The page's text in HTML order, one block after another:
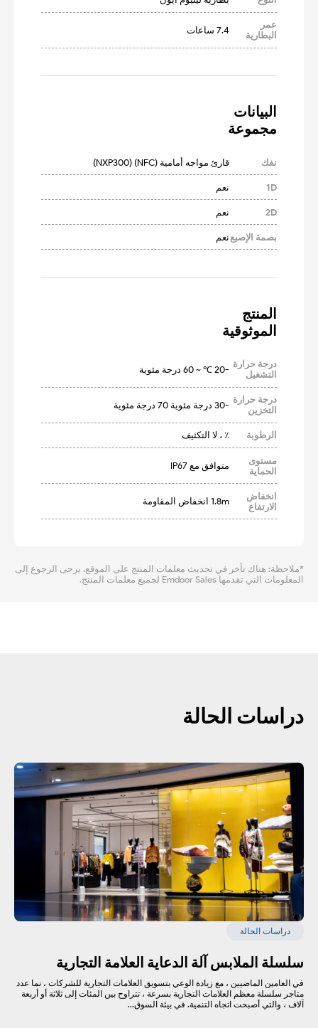
عمر
البطارية
7.4 ساعات
مجموعة
نفك قارئ مواجه أمامية (NFC) (NXP300)
1D نعم
2D نعم
بصمة الإصبع نعم
الموثوقية
درجة حرارة
التشغيل
-20 ℃ ~ 60 درجة مئوية
درجة حرارة
التخزين
-30 درجة مئوية 70 درجة مئوية
الرطوبة ٪ ، لا التكثيف
مستوى
الحماية
متوافق مع IP67
انخفاض
الارتفاع
1.8m انخفاض المقاومة
*ملاحظة: هناك تأخر في تحديث معلمات المنتج على الموقع. يرجى الرجوع إلى
المعلومات التي تقدمها Emdoor Sales لجميع معلمات المنتج.
دراسات الحالة
دراسات الحالة
سلسلة الملابس آلة الدعاية العلامة التجارية
في العامين الماضيين ، مع زيادة الوعي بتسويق العلامات التجارية للشركات ، نما عدد
متاجر سلسلة معظم العلامات التجارية بسرعة ، تتراوح بين المئات إلى ثلاثة أو أربعة
آلاف ، والتي أصبحت اتجاه التنمية. في بيئة السوق...